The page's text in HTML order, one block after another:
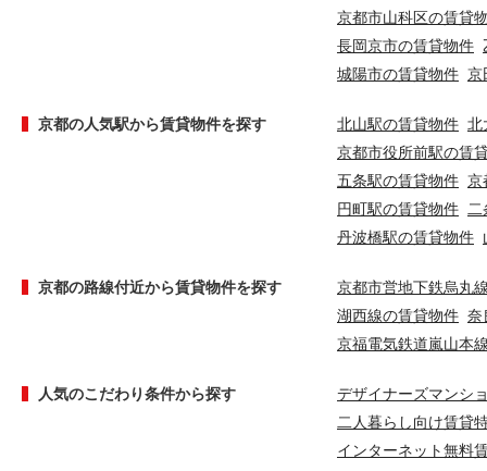
京都市山科区の賃貸
長岡京市の賃貸物件
城陽市の賃貸物件 京
京都の人気駅から賃貸物件を探す 北山駅の賃貸物件 北
京都市役所前駅の賃
五条駅の賃貸物件 京
円町駅の賃貸物件
丹波橋駅の賃貸物件
京都の路線付近から賃貸物件を探す
京都市営地下鉄烏丸
湖西線の賃貸物件 奈
京福電気鉄道嵐山本
人気のこだわり条件から探す
デザイナーズマンシ
二人暮らし向け賃貸
インターネット無料